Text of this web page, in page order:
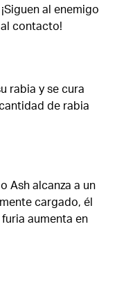
al enemigo
contacto!
rabia y se cura
de rabia
Ash alcanza a un
cargado, él
aumenta en